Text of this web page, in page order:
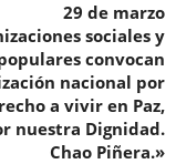
29 de marzo
sociales y
convocan
nacional por
a vivir en Paz,
nuestra Dignidad.
Chao Piñera.»